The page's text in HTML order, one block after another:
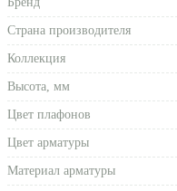
Страна производителя
Коллекция
Высота, мм
Цвет плафонов
Цвет арматуры
Материал арматуры